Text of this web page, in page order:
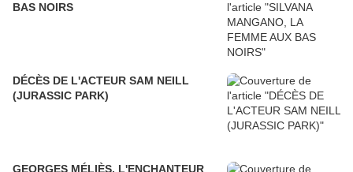
BAS NOIRS
DÉCÈS DE L'ACTEUR SAM NEILL
(JURASSIC PARK)
GEORGES MÉLIÈS, L'ENCHANTEUR